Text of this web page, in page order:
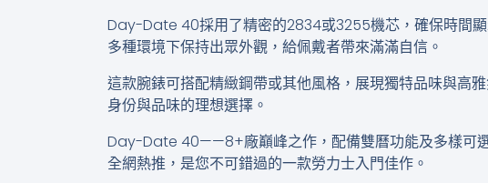
Day-Date 40採用了精密的2834或3255機芯，確保時間
多種環境下保持出眾外觀，給佩戴者帶來滿滿自信。
這款腕錶可搭配精緻鋼帶或其他風格，展現獨特品味與高
身份與品味的理想選擇。
Day-Date 40——8+廠巔峰之作，配備雙曆功能及多樣可
全網熱推，是您不可錯過的一款勞力士入門佳作。